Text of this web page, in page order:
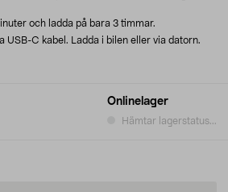
Onlinelager
Hämtar lagerstatus...
och ladda på bara 3 timmar.
USB-C kabel. Ladda i bilen eller via datorn.